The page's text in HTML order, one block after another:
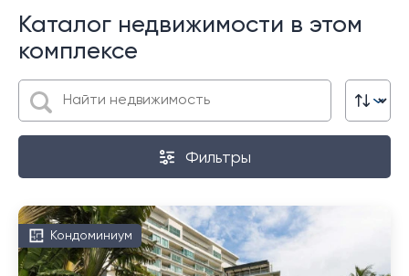
Каталог недвижимости в этом
комплексе
Фильтры
Кондоминиум